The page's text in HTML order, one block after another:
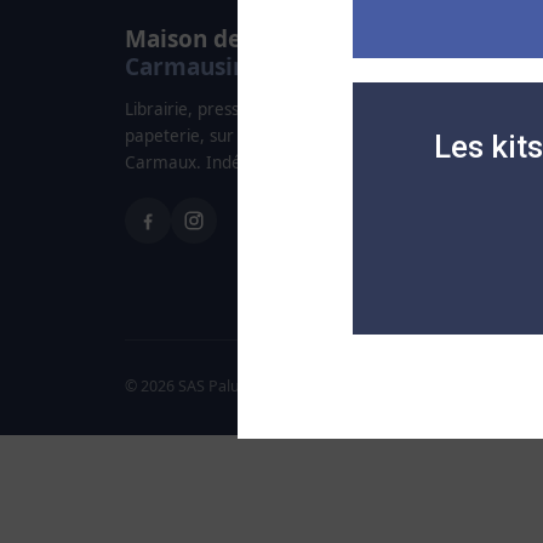
Maison de la Presse
Carmausine
Librairie, presse, carterie, jeux & jouets et
papeterie, sur 200 m² en plein centre de
Carmaux. Indépendante depuis 1995.
© 2026 SAS Paludetto — Maison de la Presse Carmausine
Les